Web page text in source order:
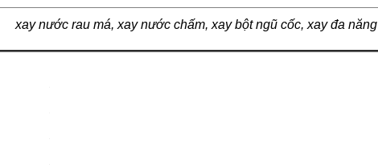
xay nước rau má, xay nước chấm, xay bột ngũ cốc, xay đa năng